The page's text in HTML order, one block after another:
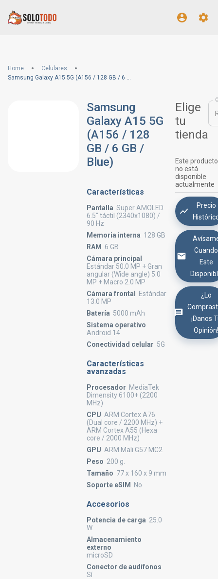
Home
Celulares
Samsung Galaxy A15 5G (A156 / 128 GB / 6 GB / Blue)
Samsung
Galaxy A15 5G
(A156 / 128
GB / 6 GB /
Blue)
Características
Pantalla Super AMOLED
6.5" táctil (2340x1080) /
90 Hz
Memoria interna 128 GB
RAM
6 GB
Cámara principal
Estándar 50.0 MP + Gran
angular (Wide angle) 5.0
MP + Macro 2.0 MP
Cámara frontal
Estándar
13.0 MP
Batería 5000 mAh
Sistema operativo
Android 14
Conectividad celular 5G
Características
avanzadas
Procesador MediaTek
Dimensity 6100+ (2200
MHz)
CPU ARM Cortex A76
(Dual core / 2200 MHz) +
ARM Cortex A55 (Hexa
core / 2000 MHz)
GPU ARM Mali G57 MC2
Peso 200 g.
Tamaño 77 x 160 x 9 mm
Soporte eSIM
No
Accesorios
Potencia de carga 25.0
W.
Almacenamiento
externo
microSD
Conector de audífonos
Sí
Elige
tu
tienda
Este producto
no está
disponible
actualmente
Precio
Cuando
Este
¿Lo
¡Danos